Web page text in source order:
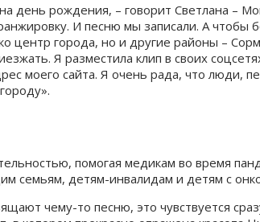
день рождения, – говорит Светлана –
И песню мы записали. А
центр города, но и другие районы –
Я разместила клип в своих
моего сайта. Я очень рада, что люди,
помогая медикам во время
семьям, детям-инвалидам и детям с
чему-то песню, это чувствуется